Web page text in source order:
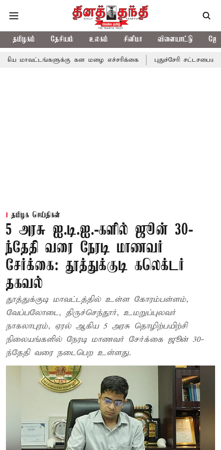
தமிழகம் தேசியம் உலகம் சினிமா விளையாட்டு
கன மழை எச்சரிக்கை புதுச்சேரி சட்டசபையில் வரும்
தமிழக செய்திகள்
5 அரசு ஐ.டி.ஐ.-களில் ஜூன் 30-
ந்தேதி வரை நேரடி மாணவர்
சேர்க்கை: தூத்துக்குடி கலெக்டர்
தகவல்
தூத்துக்குடி மாவட்டத்தில் உள்ள கோரம்பள்ளம்,
வேப்பலோடை, திருச்செந்தூர், உமறுப்புலவர்
நாகலாபுரம், ஏரல் ஆகிய 5 அரசு தொழிற்பயிற்சி
நிலையங்களில் நேரடி மாணவர் சேர்க்கை ஜூன் 30-
ந்தேதி வரை நடைபெற உள்ளது.